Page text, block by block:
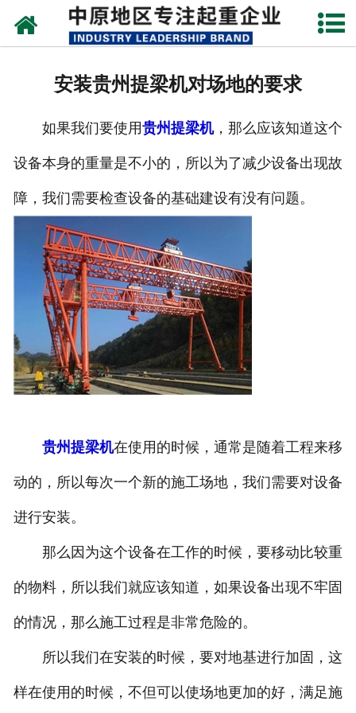
网站首页
企业视频
成功案例
联系我们
安装贵州提梁机对场地的要求
如果我们要使用贵州提梁机，那么应该知道这个
设备本身的重量是不小的，所以为了减少设备出现故
障，我们需要检查设备的基础建设有没有问题。
贵州提梁机在使用的时候，通常是随着工程来移
动的，所以每次一个新的施工场地，我们需要对设备
进行安装。
那么因为这个设备在工作的时候，要移动比较重
的物料，所以我们就应该知道，如果设备出现不牢固
的情况，那么施工过程是非常危险的。
所以我们在安装的时候，要对地基进行加固，这
样在使用的时候，不但可以使场地更加的好，满足施